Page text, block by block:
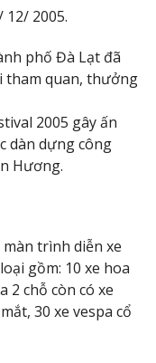
2005.
phố Đà Lạt đã
tham quan, thưởng
2005 gây ấn
dàn dựng công
Hương.
trình diễn xe
gồm: 10 xe hoa
2 chỗ còn có xe
30 xe vespa cổ